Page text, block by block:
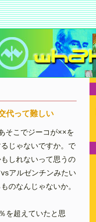
代って難しい
そこでジーコが××を
じゃないですか。で
しれないって思うの
アルゼンチンみたい
のなんじゃないか。
を超えていたと思